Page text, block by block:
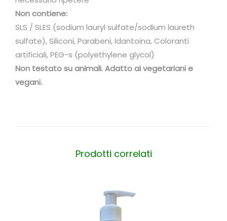
o
s
s
a
m
e
Non contiene:
SLS / SLES (sodium lauryl sulfate/sodium laureth
sulfate), Siliconi, Parabeni, Idantoina, Coloranti
artificiali, PEG-s (polyethylene glycol)
Non testato su animali. Adatto ai vegetariani e
vegani.
Prodotti correlati